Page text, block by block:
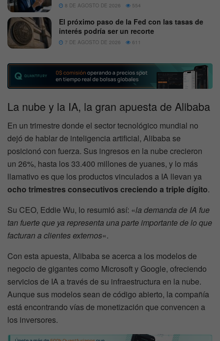
8 DE AGOSTO DE 2026 554
El próximo paso de la Fed con las tasas de
interés podría ser un recorte
7 DE AGOSTO DE 2026 611
La nube y la IA, la gran apuesta de Alibaba
En un trimestre donde el sector tecnológico mundial no
dejó de hablar de inteligencia artificial, Alibaba se
posicionó con fuerza. Sus ingresos en la nube crecieron
un 26%, hasta los 33.400 millones de yuanes, y lo más
llamativo es que los productos vinculados a IA llevan ya
ocho trimestres consecutivos creciendo a triple dígito.
Su CEO, Eddie Wu, lo resumió así: «la demanda de IA fue
tan fuerte que ya representa una parte importante de lo que
facturan a clientes externos«.
Con esta apuesta, Alibaba se acerca a los modelos de
negocio de gigantes como Microsoft y Google, ofreciendo
servicios de IA a través de su infraestructura en la nube.
Aunque sus modelos sean de código abierto, la compañía
está encontrando vías de monetización que convencen a
los inversores.